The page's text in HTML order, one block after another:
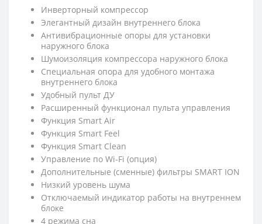
Инверторный компрессор
Элегантный дизайн внутреннего блока
Антивибрационные опоры для установки
наружного блока
Шумоизоляция компрессора наружного блока
Специальная опора для удобного монтажа
внутреннего блока
Удобный пульт ДУ
Расширенный функционал пульта управления
Функция Smart Air
Функция Smart Feel
Функция Smart Clean
Управление по Wi-Fi (опция)
Дополнительные (сменные) фильтры SMART ION
Низкий уровень шума
Отключаемый индикатор работы на внутреннем
блоке
4 режима сна